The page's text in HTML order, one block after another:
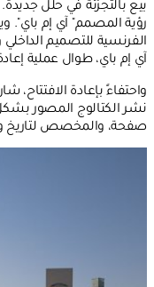
بيع بالتجزئة في حلل
رؤية المصمم" آي إم
الفرنسية للتصميم
آي إم باي، طوال عملية
واحتفاءً بإعادة
صفحة، والمخصص لتاريخ